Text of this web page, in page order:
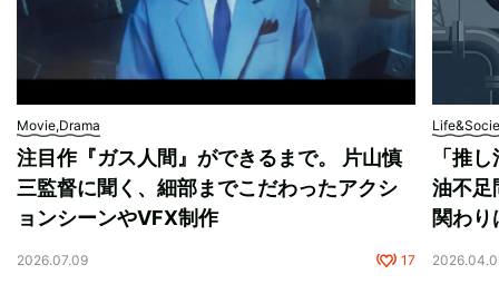
Movie,Drama
注目作『ガス人間』ができるまで。 片山慎
三監督に聞く、細部までこだわったアクシ
ョンシーンやVFX制作
2026.07.09 17
「推
油不足
関わり